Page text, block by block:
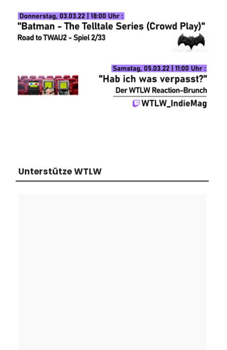
Unterstütze WTLW